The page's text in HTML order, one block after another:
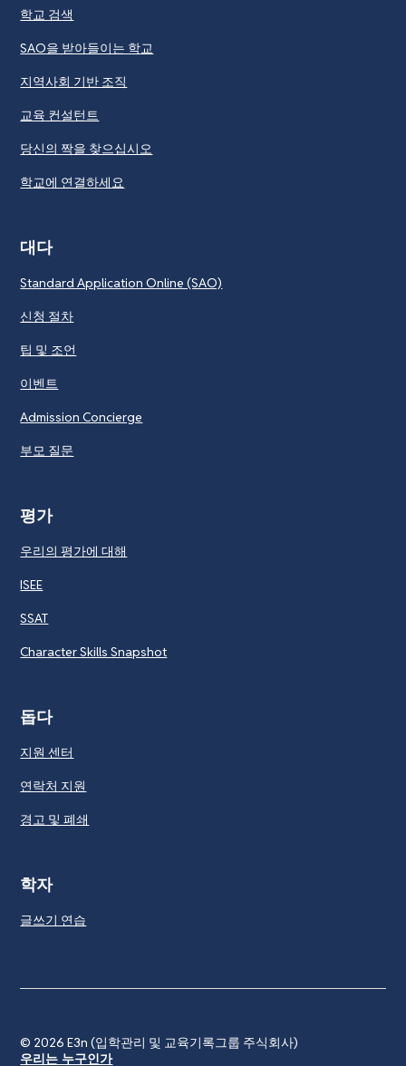
학교 검색
SAO을 받아들이는 학교
지역사회 기반 조직
교육 컨설턴트
당신의 짝을 찾으십시오
학교에 연결하세요
대다
Standard Application Online (SAO)
신청 절차
팁 및 조언
이벤트
Admission Concierge
부모 질문
평가
우리의 평가에 대해
ISEE
SSAT
Character Skills Snapshot
돕다
지원 센터
연락처 지원
경고 및 폐쇄
학자
글쓰기 연습
© 2026E3n (입학관리 및 교육기록그룹 주식회사)
우리는 누구인가